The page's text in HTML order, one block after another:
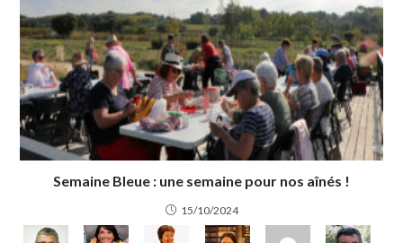
Semaine Bleue : une semaine pour nos aînés !
15/10/2024